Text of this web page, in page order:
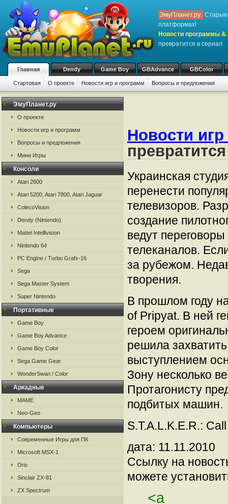
ЭмуПланет.ру: Старые
платформах!
Новости программы &
превратится в сериал
Главная Dendy Game Boy GBAdvance GBColor
Стартовая О проекте Новости игр и программ Вопросы и предложения
ЭмуПланет.ру
О проекте
Новости игр и программ
Вопросы и предложения
Мини Игры
Консоли
Atari 2600
Atari 5200, Atari 7800, Atari Jaguar
ColecoVision
Dendy (Nintendo)
Mattel Intellivision
Nintendo 64
PC Engine / Turbo Grafx-16
Sega
Sega Master System
Super Nintendo
Портативные
Game Boy
Game Boy Advance
Game Boy Color
Sega Game Gear
WonderSwan / Color
Аркадные
MAME
Neo-Geo
Компьютеры
Современные Игры для ПК
Microsoft MSX-1
Oric
Sinclair ZX-81
ZX Spectrum
Новости
Украинская
перенести
телевизоров.
создание
ведут
телеканалов.
за рубежом.
творения.
В прошлом году
of Pripyat. В ней
героем
решила
выступлением
Зону несколько
Протагонисту
подбитых машин.
S.T.A.L.K.E.R.:
дата: 11.11.2010
Ссылку на
можете
<a